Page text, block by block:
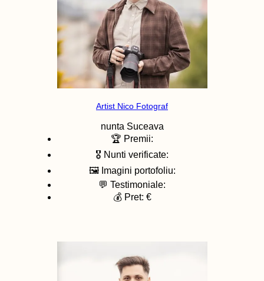
Artist Nico Fotograf
nunta Suceava
🏆 Premii:
🎖️ Nunti verificate:
🖼️ Imagini portofoliu:
💬 Testimoniale:
💰 Pret: €